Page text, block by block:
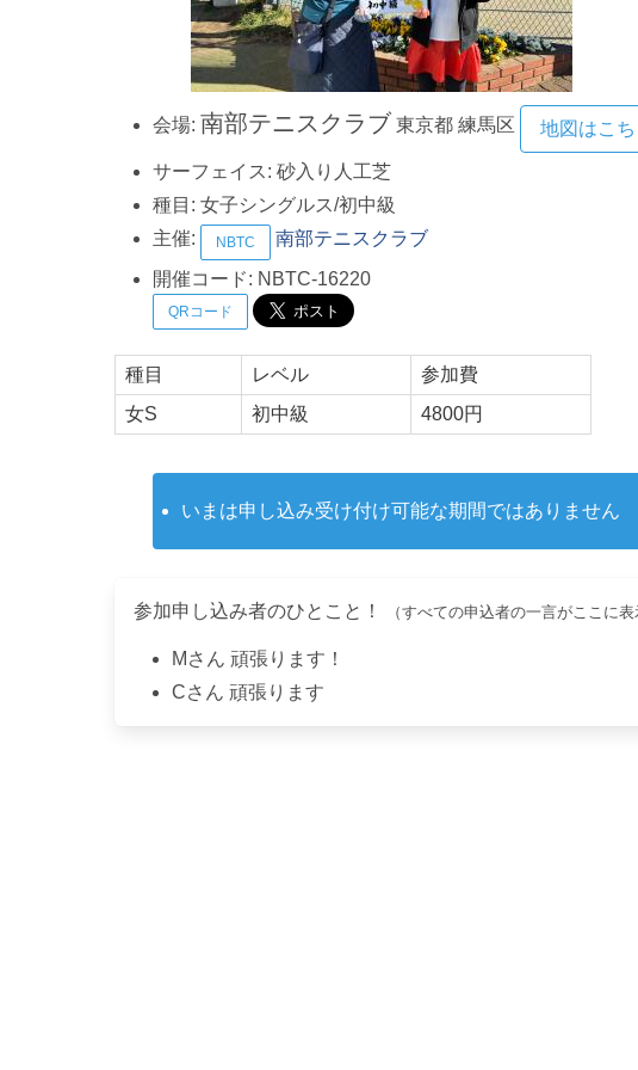
会場: 南部テニスクラブ 東京都 練馬区 地図はこち
サーフェイス: 砂入り人工芝
種目: 女子シングルス/初中級
主催:
NBTC
南部テニスクラブ
開催コード: NBTC-16220
QRコード
種目 レベル
参加費
女S
初中級 4800円
いまは申し込み受け付け可能な期間ではありません
参加申し込み者のひとこと！ （すべての申込者の一言がここに
M さん 頑張ります！
Cさん 頑張ります